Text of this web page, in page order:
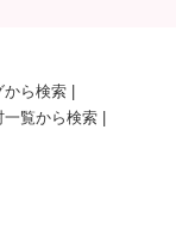
から検索
一覧から検索